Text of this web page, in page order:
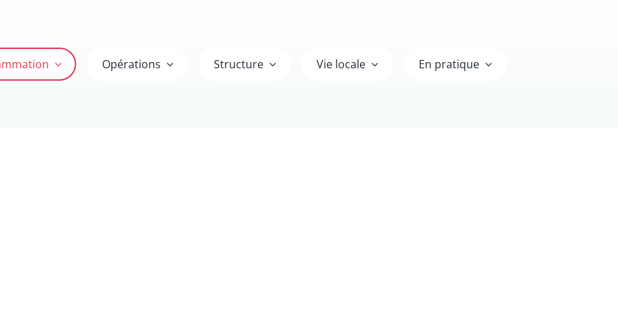
Opérations Structure Vie locale En pratique